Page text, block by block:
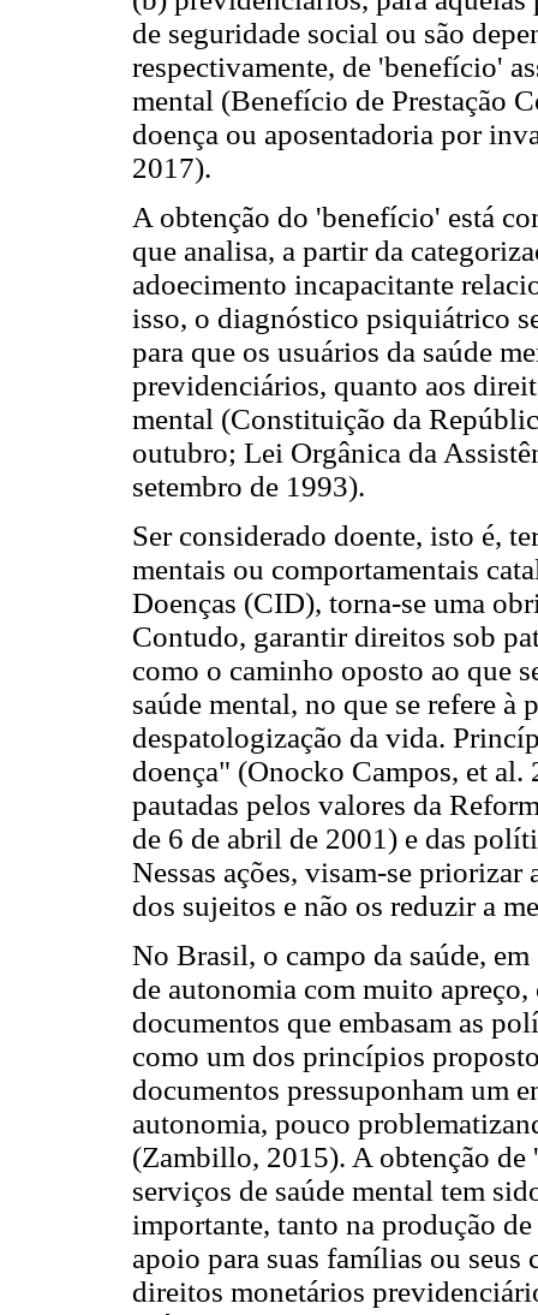
de seguridade social ou são
respectivamente, de 'benefício'
mental (Benefício de Prestação
doença ou aposentadoria por
2017).
A obtenção do 'benefício' está
que analisa, a partir da
adoecimento incapacitante
isso, o diagnóstico psiquiátrico
para que os usuários da saúde
previdenciários, quanto aos
mental (Constituição da
outubro; Lei Orgânica da
setembro de 1993).
Ser considerado doente, isto é,
mentais ou comportamentais
Doenças (CID), torna-se uma
Contudo, garantir direitos sob
como o caminho oposto ao que
saúde mental, no que se refere à
despatologização da vida.
doença" (Onocko Campos, et al.
pautadas pelos valores da
de 6 de abril de 2001) e das
Nessas ações, visam-se
dos sujeitos e não os reduzir a
No Brasil, o campo da saúde,
de autonomia com muito
documentos que embasam as
como um dos princípios
documentos pressuponham um
autonomia, pouco
(Zambillo, 2015). A obtenção de
serviços de saúde mental tem
importante, tanto na produção
apoio para suas famílias ou
direitos monetários